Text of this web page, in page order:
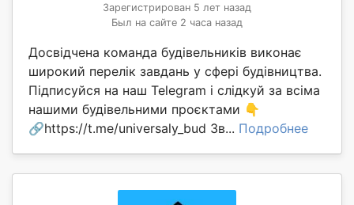
Зарегистрирован 5 лет назад
Был на сайте 2 часа назад
Досвідчена команда будівельників виконає
широкий перелік завдань у сфері будівництва.
Підписуйся на наш Telegram і слідкуй за всіма
нашими будівельними проєктами 👇
🔗https://t.me/universaly_bud Зв... Подробнее